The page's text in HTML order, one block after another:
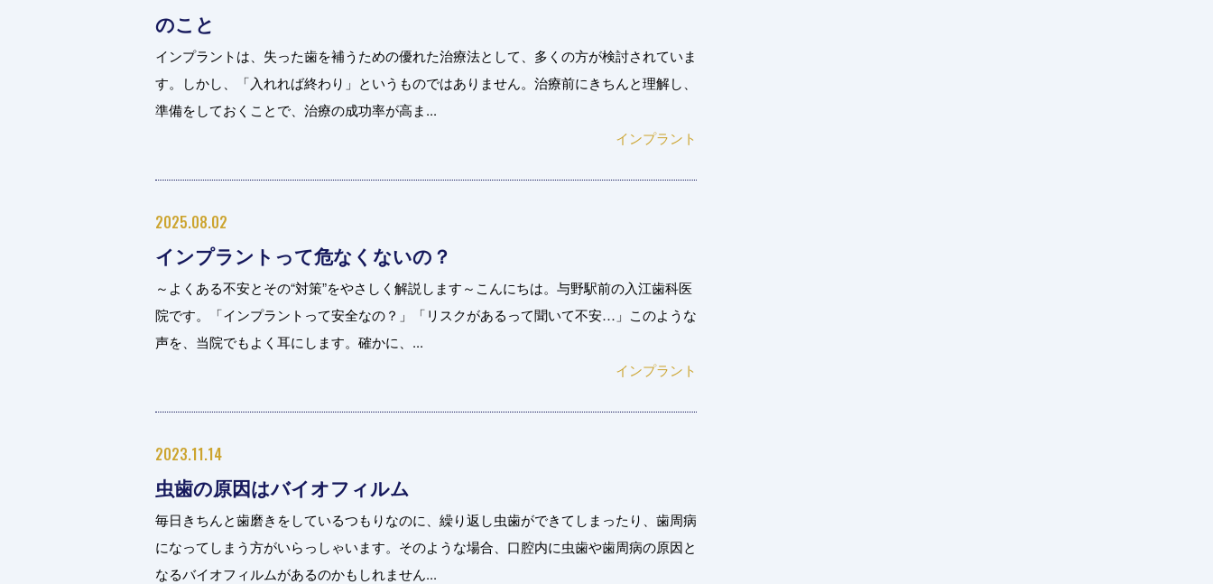
のこと
インプラントは、失った歯を補うための優れた治療法として、多くの方が検討されていま
す。しかし、「入れれば終わり」というものではありません。治療前にきちんと理解し、
準備をしておくことで、治療の成功率が高ま...
インプラント
2025.08.02
インプラントって危なくないの？
～よくある不安とその“対策”をやさしく解説します～こんにちは。与野駅前の入江歯科医
院です。「インプラントって安全なの？」「リスクがあるって聞いて不安…」このような
声を、当院でもよく耳にします。確かに、...
インプラント
2023.11.14
虫歯の原因はバイオフィルム
毎日きちんと歯磨きをしているつもりなのに、繰り返し虫歯ができてしまったり、歯周病
になってしまう方がいらっしゃいます。そのような場合、口腔内に虫歯や歯周病の原因と
なるバイオフィルムがあるのかもしれません...